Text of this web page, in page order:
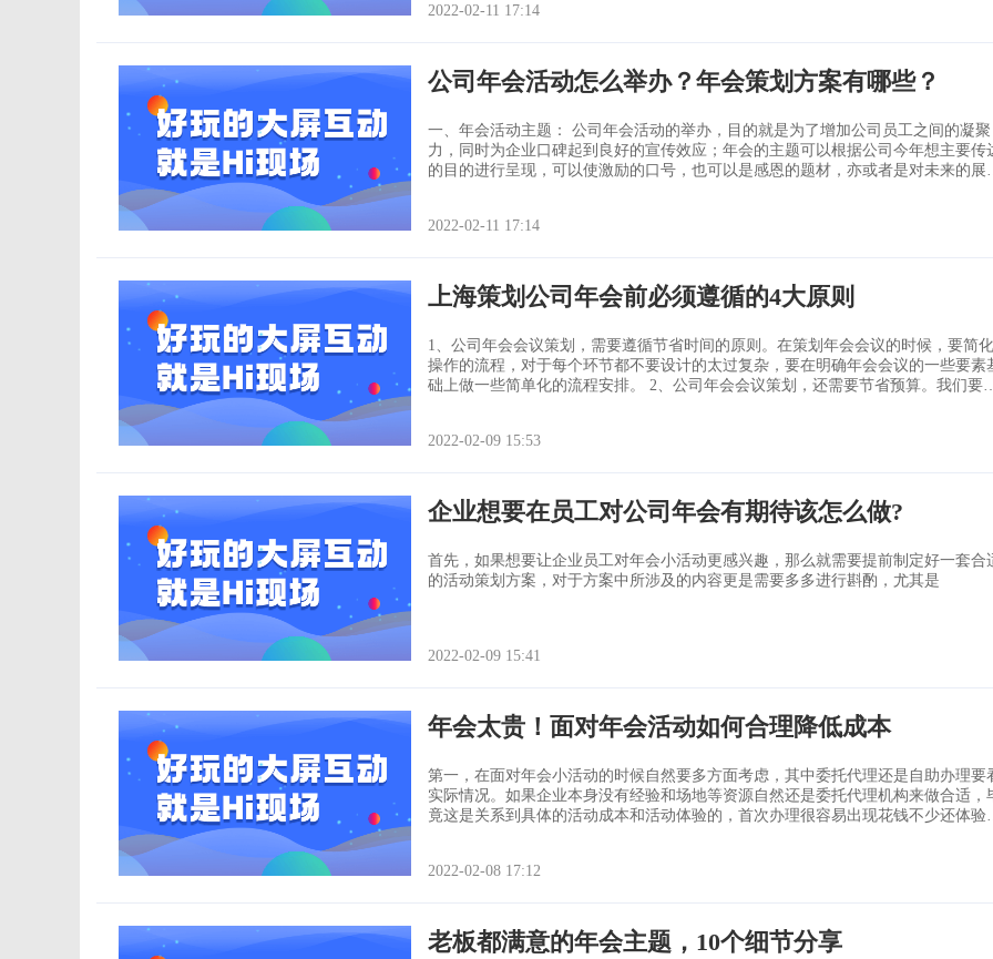
有创意的年会活动，让我们的员工
2022-02-11 17:14
公司年会活动怎么举办？年会策划方案有哪些？
一、年会活动主题： 公司年会活动的举办，目的就是为了增加公司员工之间的凝聚
力，同时为企业口碑起到良好的宣传效应；年会的主题可以根据公司今年想主要传
的目的进行呈现，可以使激励的口号，也可以是感恩的题材，亦或者是对未来的展
力，增加员工对公司奋斗工作的信心
2022-02-11 17:14
上海策划公司年会前必须遵循的4大原则
1、公司年会会议策划，需要遵循节省时间的原则。在策划年会会议的时候，要简化
操作的流程，对于每个环节都不要设计的太过复杂，要在明确年会会议的一些要素
础上做一些简单化的流程安排。 2、公司年会会议策划，还需要节省预算。我们要让
2022-02-09 15:53
企业想要在员工对公司年会有期待该怎么做?
首先，如果想要让企业员工对年会小活动更感兴趣，那么就需要提前制定好一套合
的活动策划方案，对于方案中所涉及的内容更是需要多多进行斟酌，尤其是
2022-02-09 15:41
年会太贵！面对年会活动如何合理降低成本
第一，在面对年会小活动的时候自然要多方面考虑，其中委托代理还是自助办理要
实际情况。如果企业本身没有经验和场地等资源自然还是委托代理机构来做合适，
竟这是关系到具体的活动成本和活动体验的，首次办理很容易出现花钱不少还体验不
2022-02-08 17:12
老板都满意的年会主题，10个细节分享